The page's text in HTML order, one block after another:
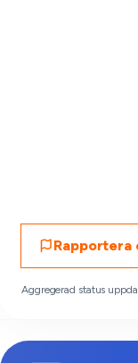
Aggregerad status